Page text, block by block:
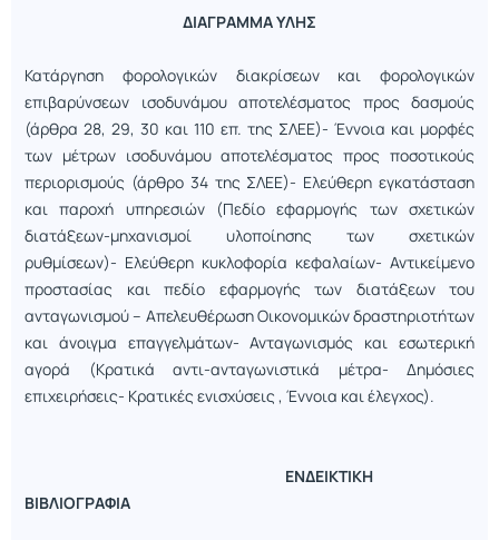
ΔΙΑΓΡΑΜΜΑ ΥΛΗΣ
Κατάργηση φορολογικών διακρίσεων και φορολογικών
επιβαρύνσεων ισοδυνάμου αποτελέσματος προς δασμούς
(άρθρα 28, 29, 30 και 110 επ. της ΣΛΕΕ)- Έννοια και μορφές
των μέτρων ισοδυνάμου αποτελέσματος προς ποσοτικούς
περιορισμούς (άρθρο 34 της ΣΛΕΕ)- Ελεύθερη εγκατάσταση
και παροχή υπηρεσιών (Πεδίο εφαρμογής των σχετικών
διατάξεων-μηχανισμοί υλοποίησης των σχετικών
ρυθμίσεων)- Ελεύθερη κυκλοφορία κεφαλαίων- Αντικείμενο
προστασίας και πεδίο εφαρμογής των διατάξεων του
ανταγωνισμού – Απελευθέρωση Οικονομικών δραστηριοτήτων
και άνοιγμα επαγγελμάτων- Ανταγωνισμός και εσωτερική
αγορά (Κρατικά αντι-ανταγωνιστικά μέτρα- Δημόσιες
επιχειρήσεις- Κρατικές ενισχύσεις , Έννοια και έλεγχος).
ΕΝΔΕΙΚΤΙΚΗ
ΒΙΒΛΙΟΓΡΑΦΙΑ